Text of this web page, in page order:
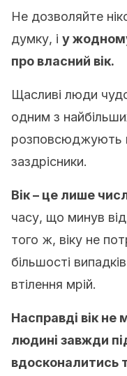
Не дозволяйте
думку, і у
про власний вік.
Щасливі люди
одним з
розповсюджують
заздрісники.
Вік – це лише
часу, що минув
того ж, віку не
більшості
втілення мрій.
Насправді вік не
людині завжди
вдосконалитись